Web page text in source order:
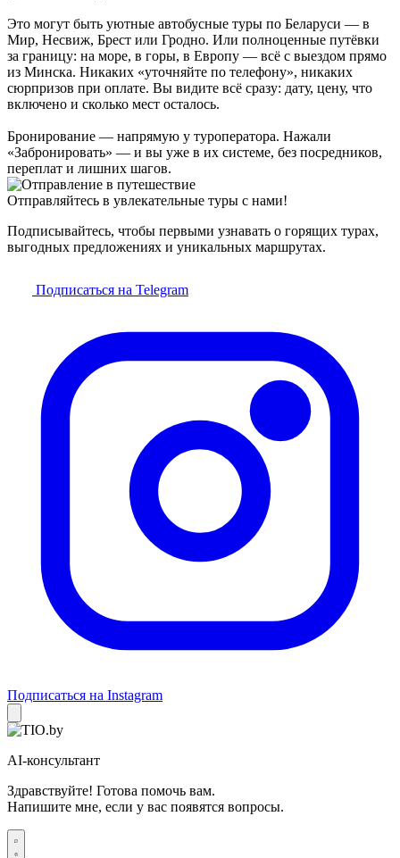
Это могут быть уютные автобусные туры по Беларуси — в
Мир, Несвиж, Брест или Гродно. Или полноценные путёвки
за границу: на море, в горы, в Европу — всё с выездом прямо
из Минска. Никаких «уточняйте по телефону», никаких
сюрпризов при оплате. Вы видите всё сразу: дату, цену, что
включено и сколько мест осталось.
Бронирование — напрямую у туроператора. Нажали
«Забронировать» — и вы уже в их системе, без посредников,
переплат и лишних шагов.
Отправляйтесь в увлекательные туры с нами!
Подписывайтесь, чтобы первыми узнавать о горящих турах,
выгодных предложениях и уникальных маршрутах.
Подписаться на Telegram
Подписаться на Instagram
AI-консультант
Здравствуйте! Готова помочь вам.
Напишите мне, если у вас появятся вопросы.